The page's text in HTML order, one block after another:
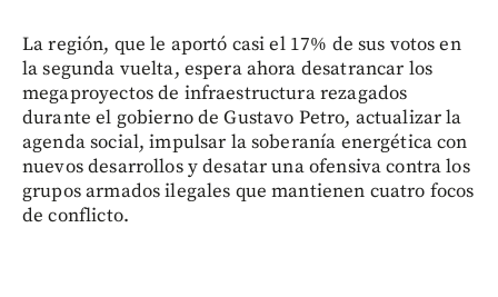
La región, que le aportó casi el 17% de sus votos en
la segunda vuelta, espera ahora desatrancar los
megaproyectos de infraestructura rezagados
durante el gobierno de Gustavo Petro, actualizar la
agenda social, impulsar la soberanía energética con
nuevos desarrollos y desatar una ofensiva contra los
grupos armados ilegales que mantienen cuatro focos
de conflicto.